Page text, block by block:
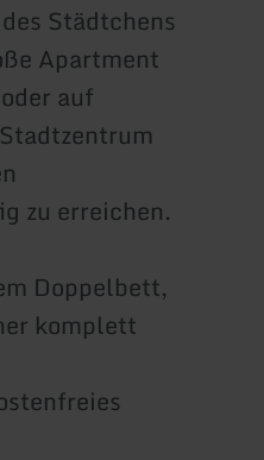
Städtchens
Apartment
auf
zu erreichen.
Doppelbett,
komplett